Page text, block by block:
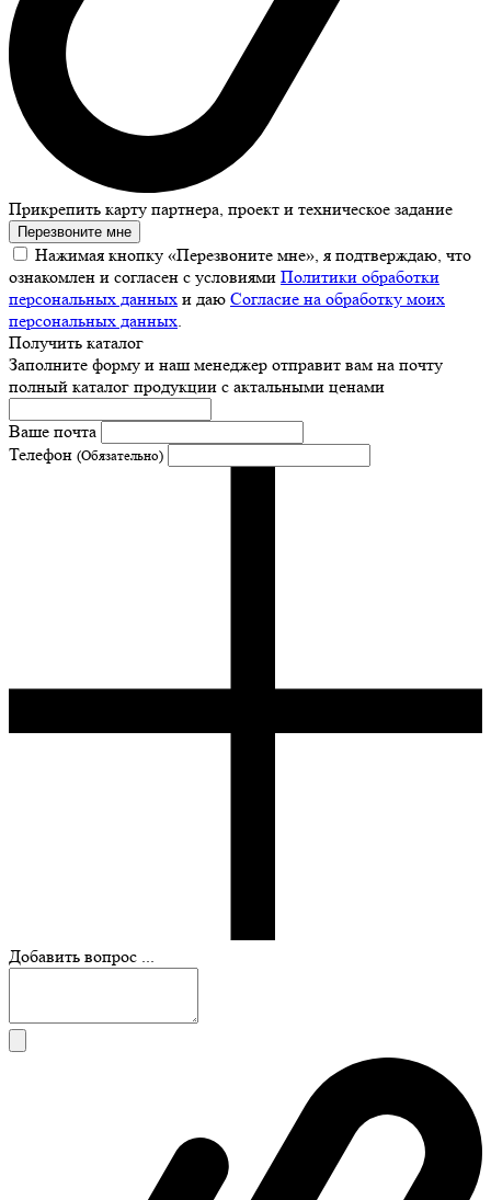
Прикрепить карту партнера, проект и техническое задание
Перезвоните мне
Нажимая кнопку «Перезвоните мне», я подтверждаю, что
ознакомлен и согласен с условиями Политики обработки
персональных данных и даю Согласие на обработку моих
персональных данных.
Получить каталог
Заполните форму и наш менеджер отправит вам на почту
полный каталог продукции с актальными ценами
Ваше почта
Телефон (Обязательно)
Добавить вопрос ...